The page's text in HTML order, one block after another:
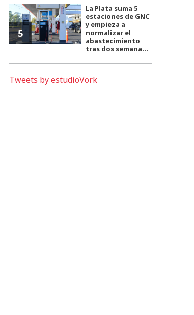
5
La Plata suma 5
estaciones de GNC
y empieza a
normalizar el
abastecimiento
tras dos semana...
Tweets by estudioVork